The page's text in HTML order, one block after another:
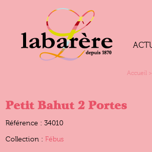
Accueil >
Petit Bahut 2 Portes
Référence : 34010
Collection : Fébus